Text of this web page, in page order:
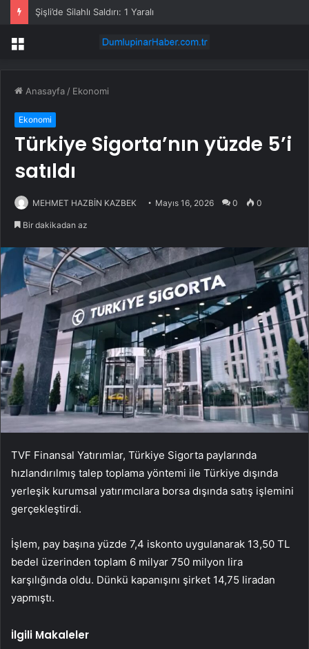
Şişli’de Silahlı Saldırı: 1 Yaralı
Menü
Anasayfa / Ekonomi
Ekonomi
Türkiye Sigorta’nın yüzde 5’i
satıldı
MEHMET HAZBİN KAZBEK Mayıs 16, 2026 0 0
Bir dakikadan az
TVF Finansal Yatırımlar, Türkiye Sigorta paylarında
hızlandırılmış talep toplama yöntemi ile Türkiye dışında
yerleşik kurumsal yatırımcılara borsa dışında satış işlemini
gerçekleştirdi.
İşlem, pay başına yüzde 7,4 iskonto uygulanarak 13,50 TL
bedel üzerinden toplam 6 milyar 750 milyon lira
karşılığında oldu. Dünkü kapanışını şirket 14,75 liradan
yapmıştı.
İlgili Makaleler